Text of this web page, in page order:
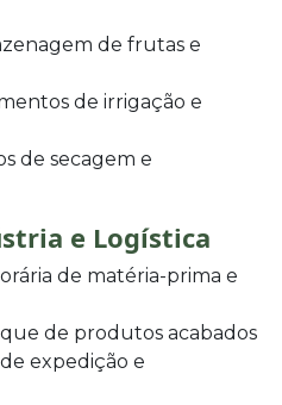
de frutas e
de irrigação e
de secagem e
e Logística
de matéria-prima e
de produtos acabados
expedição e